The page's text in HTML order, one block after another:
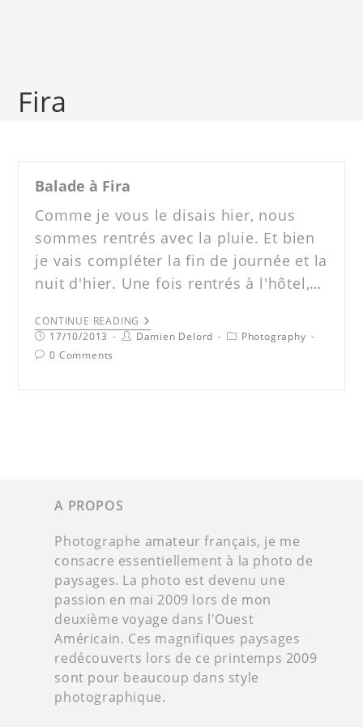
Fira
Balade à Fira
Comme je vous le disais hier, nous
sommes rentrés avec la pluie. Et bien
je vais compléter la fin de journée et la
nuit d'hier. Une fois rentrés à l'hôtel,…
CONTINUE READING
17/10/2013
Damien Delord
Photography
0 Comments
A PROPOS
Photographe amateur français, je me
consacre essentiellement à la photo de
paysages. La photo est devenu une
passion en mai 2009 lors de mon
deuxième voyage dans l'Ouest
Américain. Ces magnifiques paysages
redécouverts lors de ce printemps 2009
sont pour beaucoup dans style
photographique.